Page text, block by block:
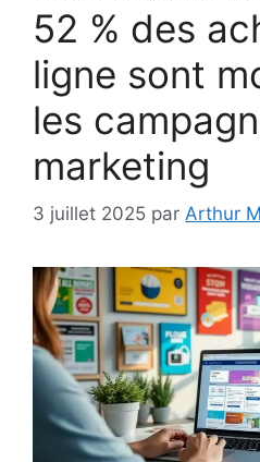
52 % des
ligne sont
les
marketing
3 juillet 2025 par Arthur